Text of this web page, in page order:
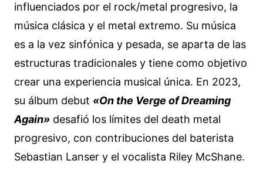
influenciados por el rock/metal progresivo, la
música clásica y el metal extremo. Su música
es a la vez sinfónica y pesada, se aparta de las
estructuras tradicionales y tiene como objetivo
crear una experiencia musical única. En 2023,
su álbum debut «On the Verge of Dreaming
Again» desafió los límites del death metal
progresivo, con contribuciones del baterista
Sebastian Lanser y el vocalista Riley McShane.